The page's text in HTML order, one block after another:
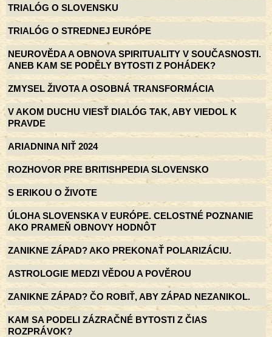
TRIALÓG O SLOVENSKU
TRIALÓG O STREDNEJ EURÓPE
NEUROVĚDA A OBNOVA SPIRITUALITY V SOUČASNOSTI.
ANEB KAM SE PODĚLY BYTOSTI Z POHÁDEK?
ZMYSEL ŽIVOTA A OSOBNÁ TRANSFORMÁCIA
V AKOM DUCHU VIESŤ DIALÓG TAK, ABY VIEDOL K
PRAVDE
ARIADNINA NIŤ 2024
ROZHOVOR PRE BRITISHPEDIA SLOVENSKO
S ERIKOU O ŽIVOTE
ÚLOHA SLOVENSKA V EURÓPE. CELOSTNÉ POZNANIE
AKO PRAMEŇ OBNOVY HODNÔT
ZANIKNE ZÁPAD? AKO PREKONAŤ POLARIZÁCIU.
ASTROLOGIE MEDZI VĚDOU A POVĚROU
ZANIKNE ZÁPAD? ČO ROBIŤ, ABY ZÁPAD NEZANIKOL.
KAM SA PODELI ZÁZRAČNÉ BYTOSTI Z ČIAS
ROZPRÁVOK?